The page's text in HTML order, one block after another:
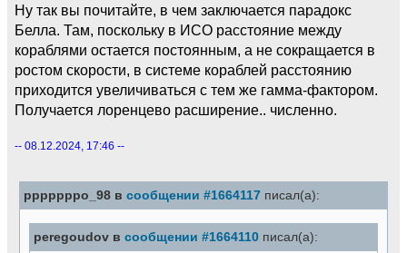
Ну так вы почитайте, в чем заключается парадокс
Белла. Там, поскольку в ИСО расстояние между
кораблями остается постоянным, а не сокращается в
ростом скорости, в системе кораблей расстоянию
приходится увеличиваться с тем же гамма-фактором.
Получается лоренцево расширение.. численно.
-- 08.12.2024, 17:46 --
pppppppo_98 в сообщении #1664117 писал(а):
peregoudov в сообщении #1664110 писал(а):